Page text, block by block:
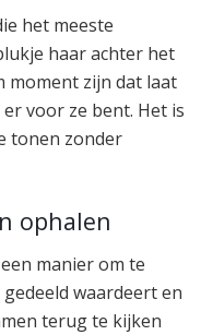
het meeste
haar achter het
moment zijn dat laat
voor ze bent. Het is
tonen zonder
ophalen
manier om te
waardeert en
terug te kijken